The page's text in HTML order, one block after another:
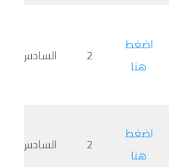
اضغط
هنا
2 السادس
اضغط
هنا
2 السادس